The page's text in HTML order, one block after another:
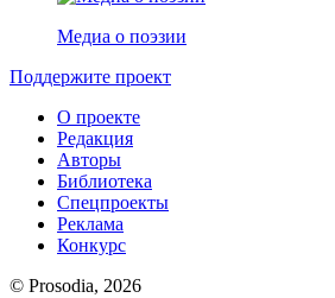
Медиа о поэзии
Поддержите проект
О проекте
Редакция
Авторы
Библиотека
Спецпроекты
Реклама
Конкурс
© Prosodia, 2026